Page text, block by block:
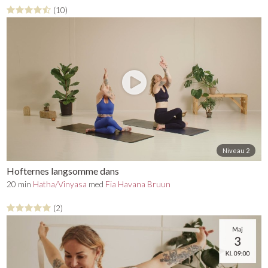
(10)
Niveau 2
Hofternes langsomme dans
20 min Hatha/Vinyasa med Fia Havana Bruun
(2)